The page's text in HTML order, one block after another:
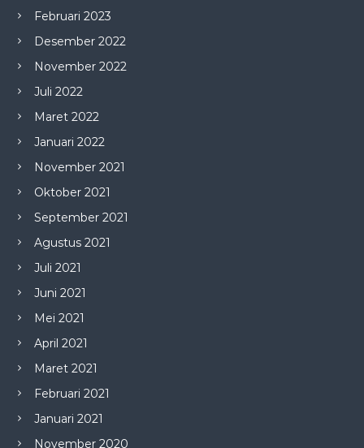
Februari 2023
Desember 2022
November 2022
Juli 2022
Maret 2022
Januari 2022
November 2021
Oktober 2021
September 2021
Agustus 2021
Juli 2021
Juni 2021
Mei 2021
April 2021
Maret 2021
Februari 2021
Januari 2021
November 2020